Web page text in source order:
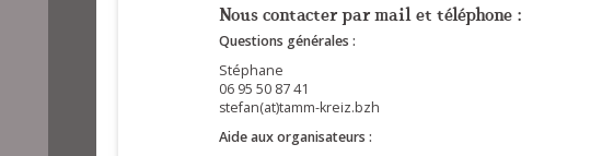
Nous contacter par mail et téléphone :
Questions générales :
Stéphane
06 95 50 87 41
stefan(at)tamm-kreiz.bzh
Aide aux organisateurs :